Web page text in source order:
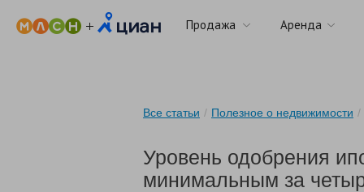
Продажа Аренда
Все статьи / Полезное о недвижимости /
Уровень одобрения
минимальным за